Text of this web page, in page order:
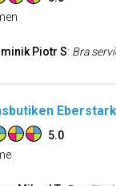
Piotr S: Bra
5.0